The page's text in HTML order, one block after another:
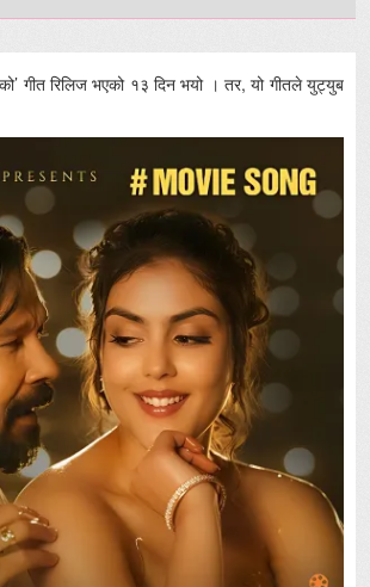
गीत रिलिज भएको १३ दिन भयो । तर, यो गीतले युट्युब